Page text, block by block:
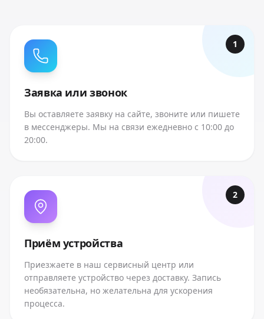
1
Заявка или звонок
Вы оставляете заявку на сайте, звоните или пишете
в мессенджеры. Мы на связи ежедневно с 10:00 до
20:00.
2
Приём устройства
Приезжаете в наш сервисный центр или
отправляете устройство через доставку. Запись
необязательна, но желательна для ускорения
процесса.